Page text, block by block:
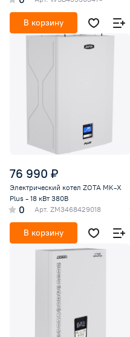
В корзину
76 990 ₽
Электрический котел ZOTA MK-X
Plus - 18 кВт 380В
0 Арт. ZM3468429018
В корзину